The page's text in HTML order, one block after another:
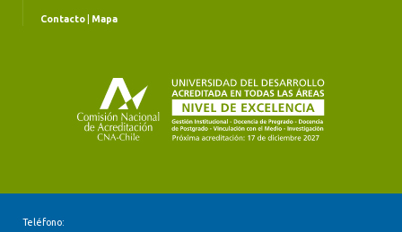
Contacto Mapa
Teléfono: